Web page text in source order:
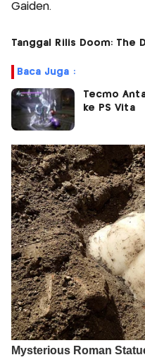
Gaiden.
Tanggal Rilis Doom: The
Baca Juga :
Tecmo
ke PS Vita